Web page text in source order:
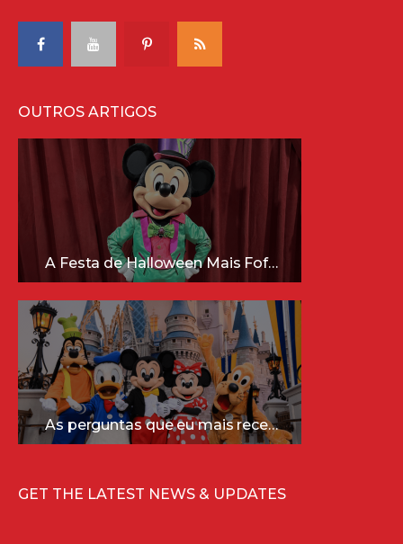
OUTROS ARTIGOS
A Festa de Halloween Mais Fofa da Disney Está Chegando!
As perguntas que eu mais recebo sobre a Disney (e as respostas mais sinceras!)
GET THE LATEST NEWS & UPDATES